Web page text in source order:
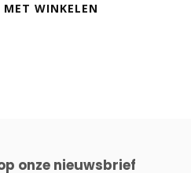
MET WINKELEN
onze nieuwsbrief